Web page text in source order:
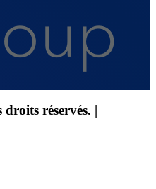
réservés. |